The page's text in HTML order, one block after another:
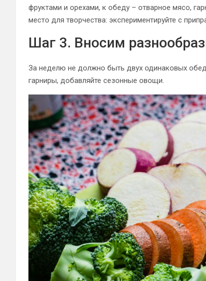
фруктами и орехами, к обеду – отварное мясо,
место для творчества: экспериментируйте с
Шаг 3. Вносим
За неделю не должно быть двух одинаковых
гарниры, добавляйте сезонные овощи.